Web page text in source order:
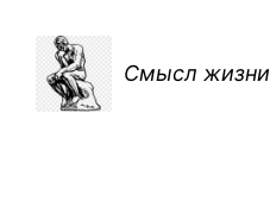
содержимому
Смысл жизни